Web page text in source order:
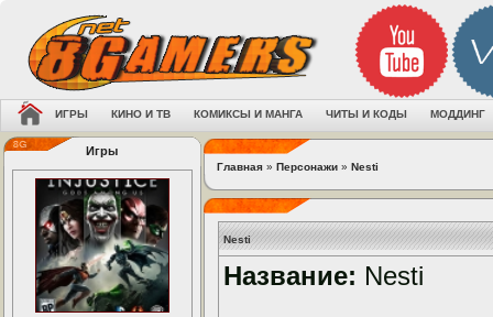
ИГРЫ КИНО И ТВ КОМИКСЫ И МАНГА ЧИТЫ И КОДЫ МОДДИНГ
Игры
Главная » Персонажи » Nesti
Nesti
Название: Nesti